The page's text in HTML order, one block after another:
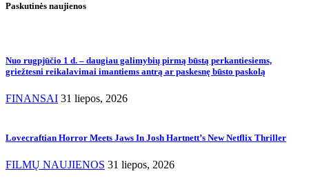
Paskutinės naujienos
Nuo rugpjūčio 1 d. – daugiau galimybių pirmą būstą perkantiesiems,
griežtesni reikalavimai imantiems antrą ar paskesnę būsto paskolą
FINANSAI 31 liepos, 2026
Lovecraftian Horror Meets Jaws In Josh Hartnett’s New Netflix Thriller
FILMŲ NAUJIENOS 31 liepos, 2026